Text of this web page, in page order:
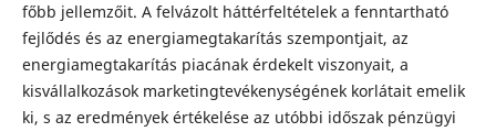
főbb jellemzőit. A felvázolt háttérfeltételek a fenntartható
fejlő­dés és az energiamegtakarítás szempontjait, az
energiamegtakarítás piacának érdekelt viszonyait, a
kisvállalkozások marketingtevékenységének korlátait emelik
ki, s az eredmények értékelése az utóbbi időszak pénzügyi